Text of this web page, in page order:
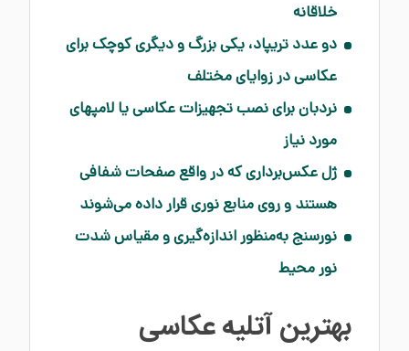
خلاقانه
دو عدد تریپاد، یکی بزرگ و دیگری کوچک برای
عکاسی در زوایای مختلف
نردبان برای نصب تجهیزات عکاسی یا لامپهای
مورد نیاز
ژل عکس‌برداری که در واقع صفحات شفافی
هستند و روی منابع نوری قرار داده می‌شوند
نورسنج به‌منظور اندازه‌گیری و مقیاس شدت
نور محیط
بهترین آتلیه عکاسی